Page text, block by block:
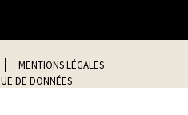
MENTIONS LÉGALES
DE DONNÉES